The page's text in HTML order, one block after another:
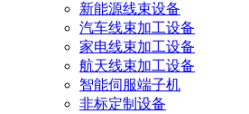
新能源线束设备
汽车线束加工设备
家电线束加工设备
航天线束加工设备
智能伺服端子机
非标定制设备